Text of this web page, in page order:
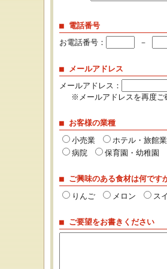
■ 電話番号
お電話番号：
－
■ メールアドレス
メールアドレス：
※メールアドレスを再度ご
■ お客様の業種
小売業
ホテル・旅館
病院
保育園・幼稚園
■ ご興味のある食材は何です
りんご
メロン ス
■ ご要望をお書きください